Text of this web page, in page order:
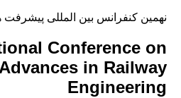
کنفرانس بین المللی پیشرفت های
Advances in